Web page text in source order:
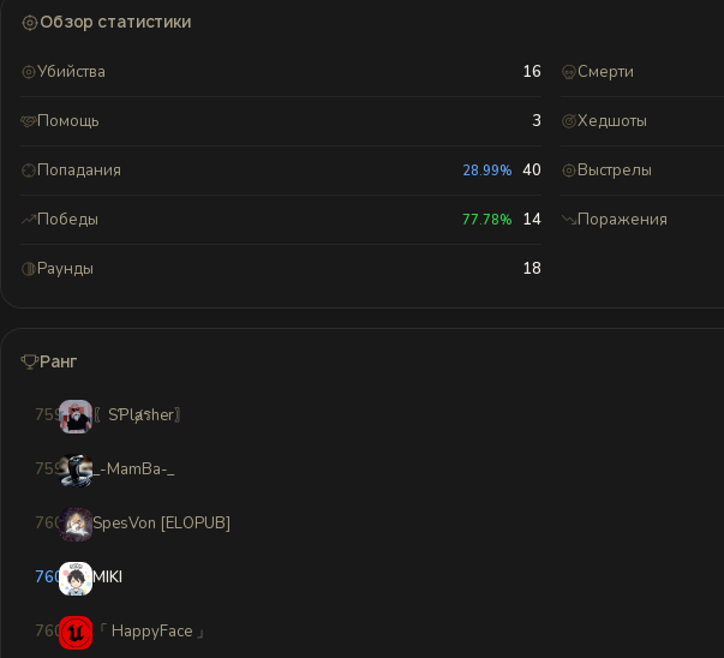
Обзор статистики
Убийства 16 Смерти
Помощь 3 Хедшоты
Попадания 28.99% 40 Выстрелы
Победы 77.78% 14 Поражения
Раунды 18
Ранг
7598 〖SƤlⱥรher〗
7599 _-MamBa-_
7600 SpesVon [ELOPUB]
7601 MIKI
7602 「 HappyFace 」